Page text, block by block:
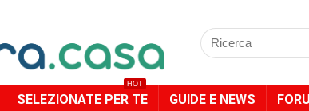
Cercare:
SELEZIONATE PER TE
HOT
GUIDE E NEWS